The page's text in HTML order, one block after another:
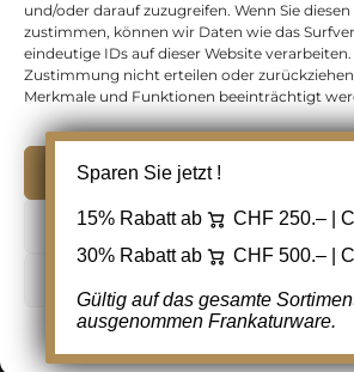
und/oder darauf zuzugreifen. Wenn Sie
zustimmen, können wir Daten wie das
eindeutige IDs auf dieser Website verarbeiten.
Zustimmung nicht erteilen oder
Merkmale und Funktionen beeinträchtigt
Ablehnen
Zensurbelege Österreich
Zensurbelege Schweiz
Copyright 2012 - 2024 URAY
Reserved |
PCI Data
Facebook
Sparen Sie jetzt !
15% Rabatt ab CHF 250.– |
30% Rabatt ab
CHF 500.– |
Gültig auf das gesamte
ausgenommen Frankaturware.